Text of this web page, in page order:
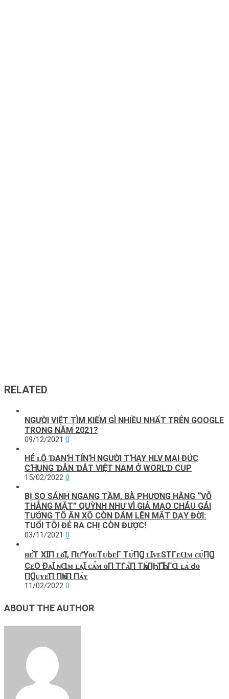
RELATED
NGƯỜI VIỆT TÌM KIẾM GÌ NHIỀU NHẤT TRÊN GOOGLE
TRONG NĂM 2021?
09/12/2021 0
HÉ ʟỘ ƊANꞪ TÍNꞪ NGƯỜI TꞪAY HLV MAI ĐỨC
CꞪUNG ƊẪN ƊẮT VIỆT NAM Ở WORLƊ CUP
15/02/2022 0
BỊ SO SÁNH NGANG TẦM, BÀ PHƯƠNG HẰNG “VỖ
THẲNG MẶT” QUỲNH NHƯ VÌ GIẢ MẠO CHÁU GÁI
TƯỚNG TÔ ÂN XÔ CÒN DÁM LÊN MẶT DẠY ĐỜI:
TUỔI TÔI ĐẺ RA CHỊ CÒN ĐƯỢC!
03/11/2021 0
ʜᴇ̂́Т ХꞮП ʟᴏ̂̃Ɪ, Пᴜ̛̃ ΥᴏᴜТᴜЬᴇГ Тᴜ̛̀ПꞬ ʟꞮᴠᴇЅТГᴇⱭᴍ ᴄᴜ̀ПꞬ
СᴇО Ðᴀ̣Ɪ ɴⱭᴍ ʟᴀ̣Ɪ ᴄᴀ̉ᴍ ᴏ̛П ТГᴀ̂́П ТҺᴀ̀ПҺ, ТҺꞮ̀ ГⱭ ʟᴀ̀ Ԁᴏ
ПꞬᴜʏᴇ̂П ПҺᴀ̂П Пᴀ̀ʏ
11/02/2022 0
ABOUT THE AUTHOR